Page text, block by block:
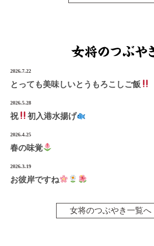
2026.7.22
とっても美味しいとうもろこしご飯
2026.5.28
祝 初入港水揚げ
2026.4.25
春の味覚
2026.3.19
お彼岸ですね
女将のつぶやき一覧へ